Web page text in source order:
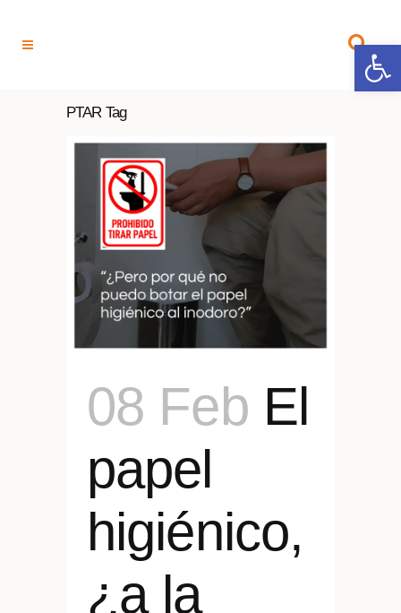
PTAR Tag
08 Feb El
papel
higiénico,
¿a la